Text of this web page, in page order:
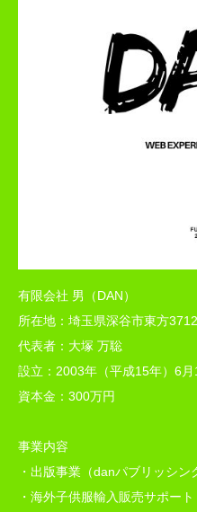
有限会社 男（DAN）
所在地：埼玉県深谷市東方
代表者：大塚 万聡
設立：2003年（平成15年）6月
資本金：300万円
事業内容
・出版事業（danパブリッシン
・海外子供服輸入販売サポート